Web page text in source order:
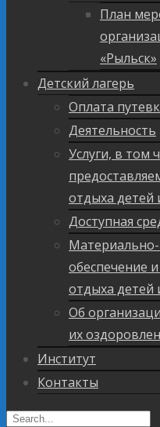
План
«Рыльск»
Детский лагерь
Оплата
Деятельность
Услуги, в том
отдыха детей
Доступная
Материально-
обеспечение
отдыха детей
Об
их
Институт
Контакты